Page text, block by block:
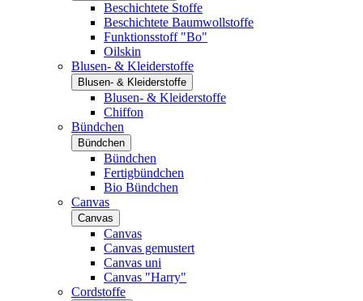
Beschichtete Stoffe
Beschichtete Baumwollstoffe
Funktionsstoff "Bo"
Oilskin
Blusen- & Kleiderstoffe
Blusen- & Kleiderstoffe
Blusen- & Kleiderstoffe
Chiffon
Bündchen
Bündchen
Bündchen
Fertigbündchen
Bio Bündchen
Canvas
Canvas
Canvas
Canvas gemustert
Canvas uni
Canvas "Harry"
Cordstoffe